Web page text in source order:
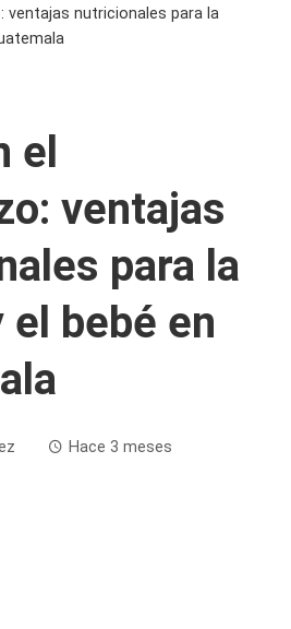
ventajas nutricionales para la
el
ventajas
para la
el bebé en
Hace 3 meses